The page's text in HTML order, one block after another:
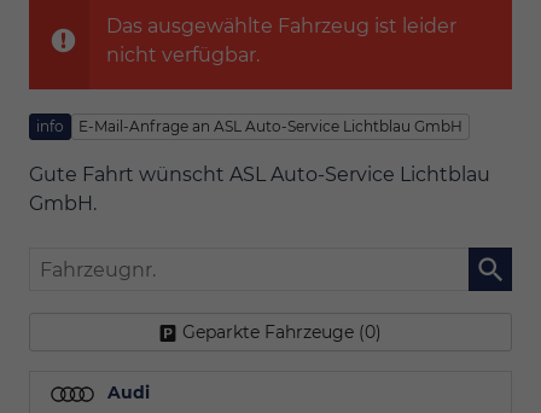
Das ausgewählte Fahrzeug ist leider
nicht verfügbar.
info E-Mail-Anfrage an ASL Auto-Service Lichtblau GmbH
Gute Fahrt wünscht ASL Auto-Service Lichtblau
GmbH.
Fahrzeugnr.
Geparkte Fahrzeuge (0)
Audi